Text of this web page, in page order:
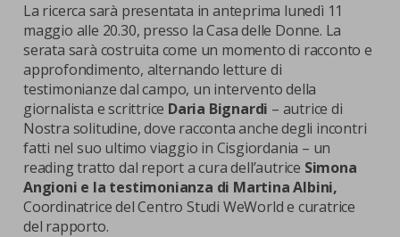
La ricerca sarà presentata in anteprima lunedì 11
maggio alle 20.30, presso la Casa delle Donne. La
serata sarà costruita come un momento di racconto e
approfondimento, alternando letture di
testimonianze dal campo, un intervento della
giornalista e scrittrice Daria Bignardi – autrice di
Nostra solitudine, dove racconta anche degli incontri
fatti nel suo ultimo viaggio in Cisgiordania – un
reading tratto dal report a cura dell’autrice Simona
Angioni e la testimonianza di Martina Albini,
Coordinatrice del Centro Studi WeWorld e curatrice
del rapporto.